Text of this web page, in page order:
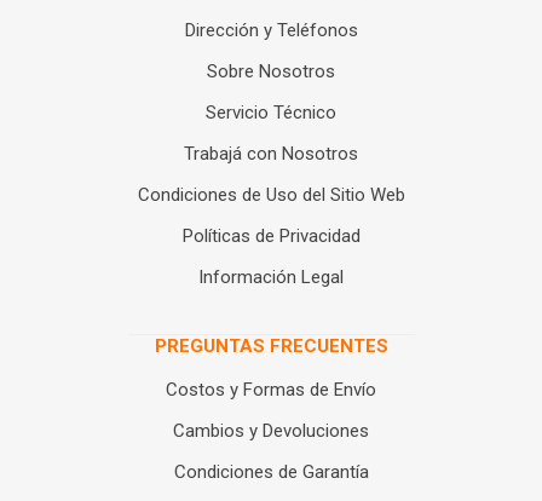
Dirección y Teléfonos
Sobre Nosotros
Servicio Técnico
Trabajá con Nosotros
Condiciones de Uso del Sitio Web
Políticas de Privacidad
Información Legal
PREGUNTAS FRECUENTES
Costos y Formas de Envío
Cambios y Devoluciones
Condiciones de Garantía